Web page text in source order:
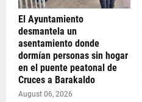
El Ayuntamiento
desmantela un
asentamiento donde
dormían personas sin hogar
en el puente peatonal de
Cruces a Barakaldo
August 06, 2026